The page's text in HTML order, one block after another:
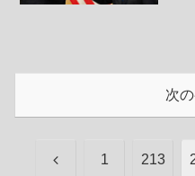
次
前 1 213